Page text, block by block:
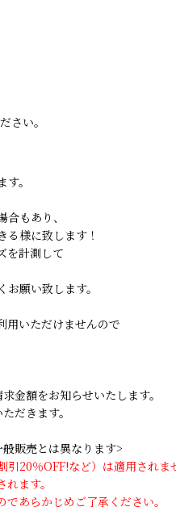
さい。
。
もあり、
様に致します！
を計測して
願い致します。
用いただけませんので
金額をお知らせいたします。
だきます。
販売とは異なります>
20％OFF!など）は適用されま
ます。
あらかじめご了承ください。